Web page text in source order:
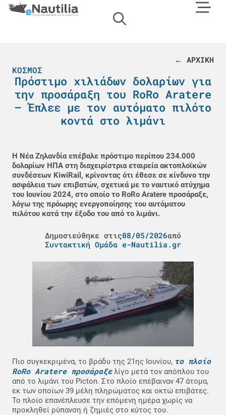
← ΑΡΧΙΚΗ
ΚΌΣΜΟΣ
Πρόστιμο χιλιάδων δολαρίων για
την προσάραξη του RoRo Aratere
– Έπλεε με τον αυτόματο πιλότο
κοντά στο λιμάνι
Η Νέα Ζηλανδία επέβαλε πρόστιμο περίπου 234.000
δολαρίων ΗΠΑ στη διαχειρίστρια εταιρεία ακτοπλοϊκών
συνδέσεων KiwiRail, κρίνοντας ότι έθεσε σε κίνδυνο την
ασφάλεια των επιβατών, σχετικά με το ναυτικό ατύχημα
του Ιουνίου 2024, στο οποίο το RoRo Aratere προσάραξε,
λόγω της πρόωρης ενεργοποίησης του αυτόματου
πιλότου κατά την έξοδο του από το λιμάνι.
Δημοσιεύθηκε στις08/05/2026από
Συντακτική Ομάδα e-Nautilia.gr
Πιο συγκεκριμένα, το βράδυ της 21ης Ιουνίου, το πλοίο
RoRo Aratere προσάραξελίγο μετά τον απόπλου του
από το λιμάνι του Picton. Στο πλοίο επέβαιναν 47 άτομα,
εκ των οποίων 39 μέλη πληρώματος και οκτώ επιβάτες.
Το πλοίο επανέπλευσε την επόμενη ημέρα χωρίς να
προκληθεί ρύπανση ή ζημιές στο κύτος του.